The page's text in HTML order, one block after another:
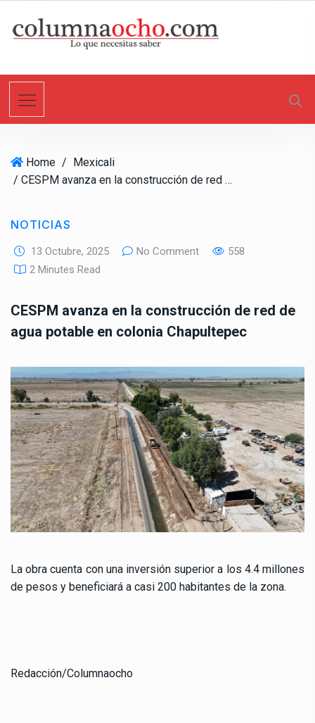
t
Home / Mexicali
/ CESPM avanza en la construcción de red de agua potable en colonia Chapultepec
NOTICIAS
13 Octubre, 2025 No Comment
558
2 Minutes Read
CESPM avanza en la construcción de red de
agua potable en colonia Chapultepec
La obra cuenta con una inversión superior a los 4.4 millones
de pesos y beneficiará a casi 200 habitantes de la zona.
Redacción/Columnaocho